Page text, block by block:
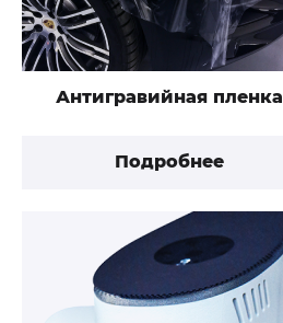
Антигравийная пленка
Подробнее